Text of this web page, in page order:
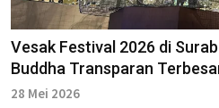
Vesak Festival 2026 di
Buddha Transparan
28 Mei 2026